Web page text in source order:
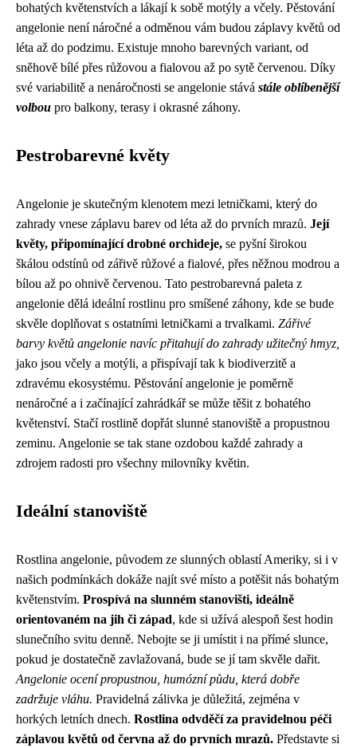
bohatých květenstvích a lákají k sobě motýly a včely. Pěstování
angelonie není náročné a odměnou vám budou záplavy květů od
léta až do podzimu. Existuje mnoho barevných variant, od
sněhově bílé přes růžovou a fialovou až po sytě červenou. Díky
své variabilitě a nenáročnosti se angelonie stává stále oblíbenější
volbou pro balkony, terasy i okrasné záhony.
Pestrobarevné květy
Angelonie je skutečným klenotem mezi letničkami, který do
zahrady vnese záplavu barev od léta až do prvních mrazů. Její
květy, připomínající drobné orchideje, se pyšní širokou
škálou odstínů od zářivě růžové a fialové, přes něžnou modrou a
bílou až po ohnivě červenou. Tato pestrobarevná paleta z
angelonie dělá ideální rostlinu pro smíšené záhony, kde se bude
skvěle doplňovat s ostatními letničkami a trvalkami. Zářivé
barvy květů angelonie navíc přitahují do zahrady užitečný hmyz,
jako jsou včely a motýli, a přispívají tak k biodiverzitě a
zdravému ekosystému. Pěstování angelonie je poměrně
nenáročné a i začínající zahrádkář se může těšit z bohatého
květenství. Stačí rostlině dopřát slunné stanoviště a propustnou
zeminu. Angelonie se tak stane ozdobou každé zahrady a
zdrojem radosti pro všechny milovníky květin.
Ideální stanoviště
Rostlina angelonie, původem ze slunných oblastí Ameriky, si i v
našich podmínkách dokáže najít své místo a potěšit nás bohatým
květenstvím. Prospívá na slunném stanovišti, ideálně
orientovaném na jih či západ, kde si užívá alespoň šest hodin
slunečního svitu denně. Nebojte se ji umístit i na přímé slunce,
pokud je dostatečně zavlažovaná, bude se jí tam skvěle dařit.
Angelonie ocení propustnou, humózní půdu, která dobře
zadržuje vláhu. Pravidelná zálivka je důležitá, zejména v
horkých letních dnech. Rostlina odvděčí za pravidelnou péči
záplavou květů od června až do prvních mrazů. Představte si